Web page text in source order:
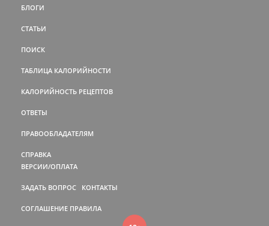
БЛОГИ
СТАТЬИ
ПОИСК
ТАБЛИЦА КАЛОРИЙНОСТИ
КАЛОРИЙНОСТЬ РЕЦЕПТОВ
ОТВЕТЫ
ПРАВООБЛАДАТЕЛЯМ
СПРАВКА
ВЕРСИИ/ОПЛАТА
ЗАДАТЬ ВОПРОС КОНТАКТЫ
СОГЛАШЕНИЕ ПРАВИЛА